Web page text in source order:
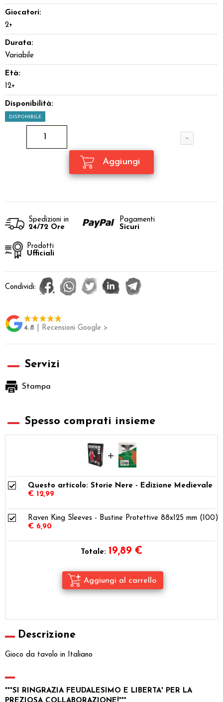
Giocatori:
2+
Durata:
Variabile
Età:
12+
Disponibilità:
DISPONIBILE
Spedizioni in
24/72 Ore
Pagamenti
Sicuri
Prodotti
Ufficiali
Condividi:
4.8 | Recensioni Google >
Servizi
Stampa
Spesso comprati insieme
Questo articolo: Storie Nere - Edizione Medievale
€ 12,99
Raven King Sleeves - Bustine Protettive 88x125 mm (100)
€ 6,90
Totale: 19,89 €
Descrizione
Gioco da tavolo in Italiano
***SI RINGRAZIA FEUDALESIMO E LIBERTA' PER LA